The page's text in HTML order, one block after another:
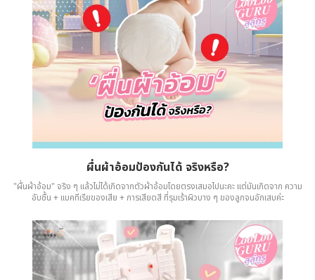
ผื่นผ้าอ้อมป้องกันได้ จริงหรือ?
"ผื่นผ้าอ้อม" จริง ๆ แล้วไม่ได้เกิดจากตัวผ้าอ้อมโดยตรงเสมอไปนะคะ แต่มันเกิดจาก ความ
อับชื้น + แบคทีเรียของเสีย + การเสียดสี ที่รุมเร้าผิวบาง ๆ ของลูกจนอักเสบค่ะ